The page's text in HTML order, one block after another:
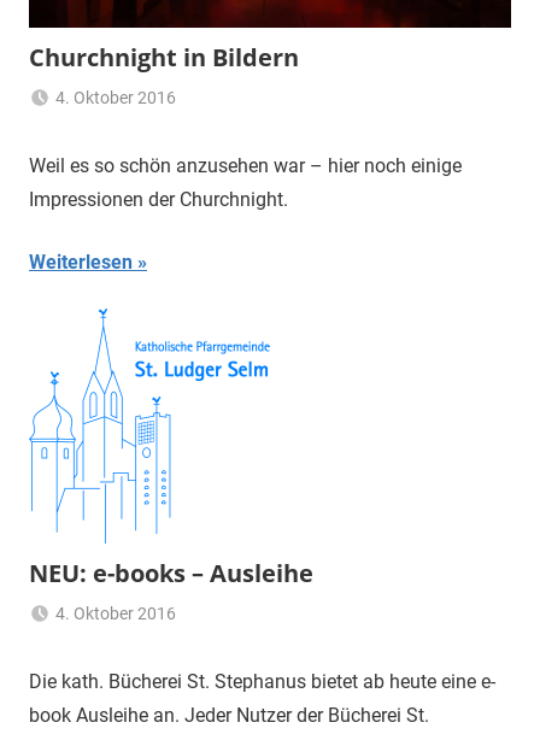
Churchnight in Bildern
4. Oktober 2016
Themann
Weil es so schön anzusehen war – hier noch einige
Impressionen der Churchnight.
Weiterlesen
NEU: e-books – Ausleihe
4. Oktober 2016
Themann
Allgemein
Die kath. Bücherei St. Stephanus bietet ab heute eine e-
book Ausleihe an. Jeder Nutzer der Bücherei St.